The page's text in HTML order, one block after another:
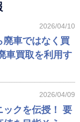
2026/04/10
廃車ではなく買
車買取を利用す
2026/04/09
ックを伝授！ 要